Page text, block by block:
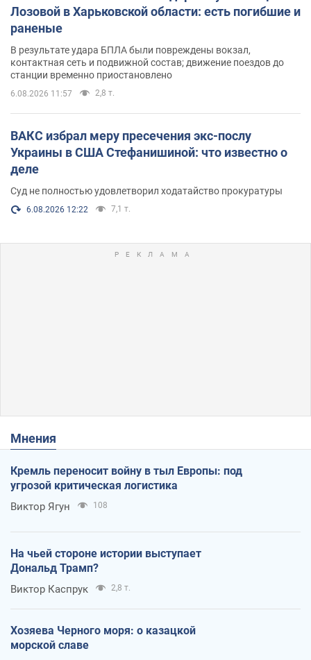
Лозовой в Харьковской области: есть погибшие и
раненые
В результате удара БПЛА были повреждены вокзал,
контактная сеть и подвижной состав; движение поездов до
станции временно приостановлено
6.08.2026 11:57 2,8 т.
ВАКС избрал меру пресечения экс-послу
Украины в США Стефанишиной: что известно о
деле
Суд не полностью удовлетворил ходатайство прокуратуры
6.08.2026 12:22 7,1 т.
Мнения
Кремль переносит войну в тыл Европы: под
угрозой критическая логистика
Виктор Ягун 108
На чьей стороне истории выступает
Дональд Трамп?
Виктор Каспрук 2,8 т.
Хозяева Черного моря: о казацкой
морской славе